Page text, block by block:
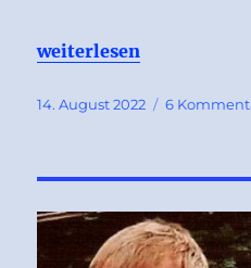
„Gebot bei der
weiterlesen
Veröffentlicht
14. August 2022 6